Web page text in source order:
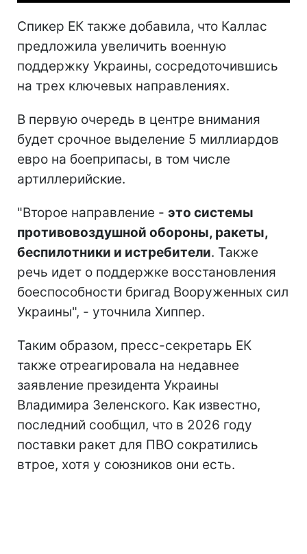
Спикер ЕК также добавила, что Каллас
предложила увеличить военную
поддержку Украины, сосредоточившись
на трех ключевых направлениях.
В первую очередь в центре внимания
будет срочное выделение 5 миллиардов
евро на боеприпасы, в том числе
артиллерийские.
"Второе направление - это системы
противовоздушной обороны, ракеты,
беспилотники и истребители. Также
речь идет о поддержке восстановления
боеспособности бригад Вооруженных сил
Украины", - уточнила Хиппер.
Таким образом, пресс-секретарь ЕК
также отреагировала на недавнее
заявление президента Украины
Владимира Зеленского. Как известно,
последний сообщил, что в 2026 году
поставки ракет для ПВО сократились
втрое, хотя у союзников они есть.